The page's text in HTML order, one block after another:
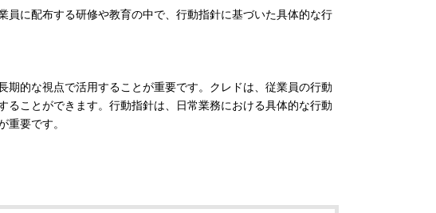
員に配布する研修や教育の中で、行動指針に基づいた具体的な行
期的な視点で活用することが重要です。クレドは、従業員の行動
ることができます。行動指針は、日常業務における具体的な行動
重要です。